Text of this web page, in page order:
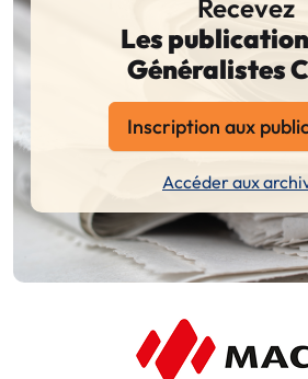
Recevez
Les
Généralistes
Inscription aux
Accéder aux